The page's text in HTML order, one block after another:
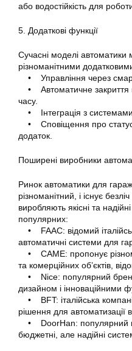
або водостійкість для
5. Додаткові функції
Сучасні моделі автоматики
різноманітними
• Управління через
• Автоматичне закриття
часу.
• Інтеграція з
• Сповіщення про статус
додаток.
Поширені виробники
Ринок автоматики для
різноманітний, і існує
виробляють якісні та
популярних:
• FAAC: відомий
автоматичні системи для
• CAME: пропонує
та комерційних об’єктів,
• Nice: популярний
дизайном і інноваційними
• BFT: італійська
рішення для автоматизації
• DoorHan: популярний
бюджетні, але надійні